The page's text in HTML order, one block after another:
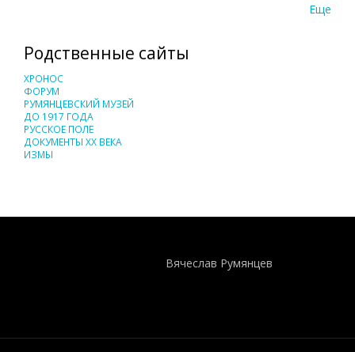
Еще
Родственные сайты
ХРОНОС
ФОРУМ
РУМЯНЦЕВСКИЙ МУЗЕЙ
ДО 1917 ГОДА
РУССКОЕ ПОЛЕ
ДОКУМЕНТЫ XX ВЕКА
ИЗМЫ
Вячеслав Румянцев